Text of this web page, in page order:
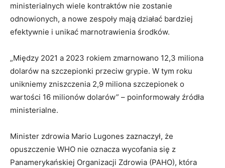
ministerialnych wiele kontraktów nie zostanie
odnowionych, a nowe zespoły mają działać bardziej
efektywnie i unikać marnotrawienia środków.
„Między 2021 a 2023 rokiem zmarnowano 12,3 miliona
dolarów na szczepionki przeciw grypie. W tym roku
unikniemy zniszczenia 2,9 miliona szczepionek o
wartości 16 milionów dolarów” – poinformowały źródła
ministerialne.
Minister zdrowia Mario Lugones zaznaczył, że
opuszczenie WHO nie oznacza wycofania się z
Panamerykańskiej Organizacji Zdrowia (PAHO), która